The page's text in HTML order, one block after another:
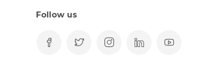
Follow us